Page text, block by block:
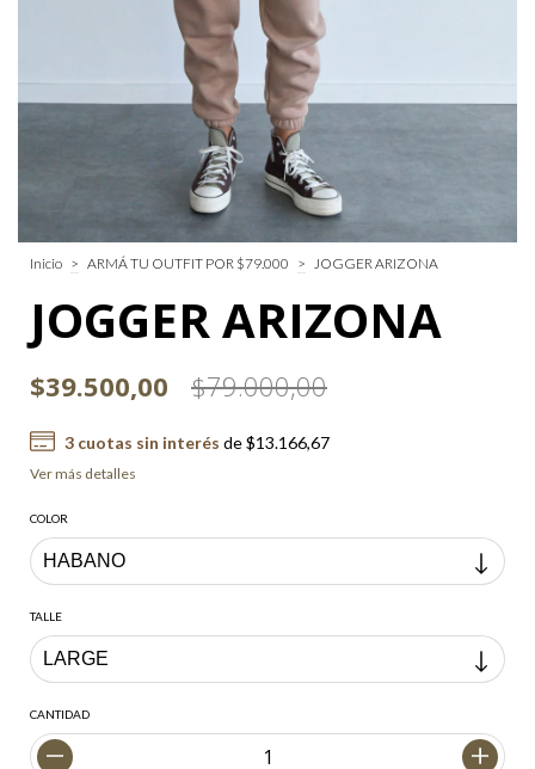
Inicio > ARMÁ TU OUTFIT POR $79.000 > JOGGER ARIZONA
JOGGER ARIZONA
$39.500,00 $79.000,00
3cuotas sin interés de$13.166,67
Ver más detalles
COLOR
TALLE
CANTIDAD